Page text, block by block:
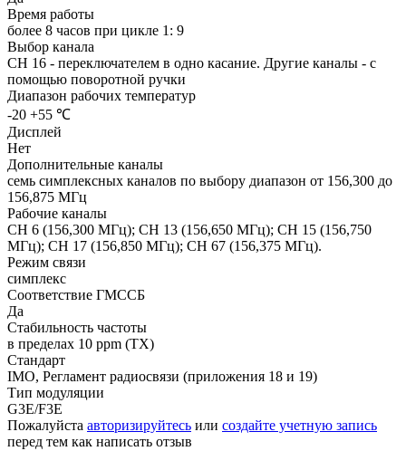
Время работы
более 8 часов при цикле 1: 9
Выбор канала
CH 16 - переключателем в одно касание. Другие каналы - с
помощью поворотной ручки
Диапазон рабочих температур
-20 +55 ℃
Дисплей
Нет
Дополнительные каналы
семь симплексных каналов по выбору диапазон от 156,300 до
156,875 МГц
Рабочие каналы
CH 6 (156,300 МГц); CH 13 (156,650 МГц); CH 15 (156,750
МГц); CH 17 (156,850 МГц); CH 67 (156,375 МГц).
Режим связи
симплекс
Соответствие ГМССБ
Да
Стабильность частоты
в пределах 10 ppm (TX)
Стандарт
IMO, Регламент радиосвязи (приложения 18 и 19)
Тип модуляции
G3E/F3E
Пожалуйста авторизируйтесь или создайте учетную запись
перед тем как написать отзыв